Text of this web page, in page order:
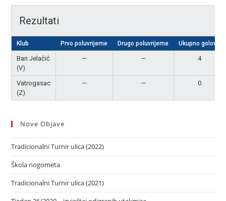
Rezultati
Klub Prvo poluvrijeme Drugo poluvrijeme Ukupno golova
Ban Jelačić
(V)
— — 4
Vatrogasac
(Z)
— — 0
Nove Objave
Tradicionalni Turnir ulica (2022)
Škola nogometa
Tradicionalni Turnir ulica (2021)